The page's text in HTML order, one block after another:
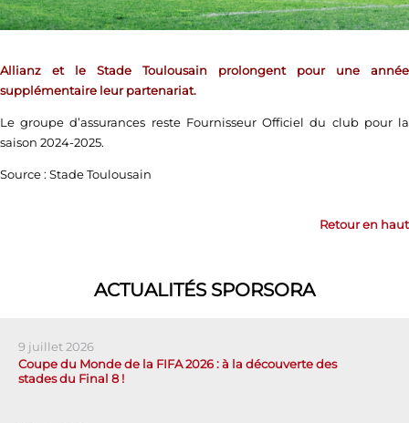
Allianz et le Stade Toulousain prolongent pour une année
supplémentaire leur partenariat.
Le groupe d’assurances reste Fournisseur Officiel du club pour la
saison 2024-2025.
Source : Stade Toulousain
Retour en haut
ACTUALITÉS SPORSORA
9 juillet 2026
Coupe du Monde de la FIFA 2026 : à la découverte des
stades du Final 8 !